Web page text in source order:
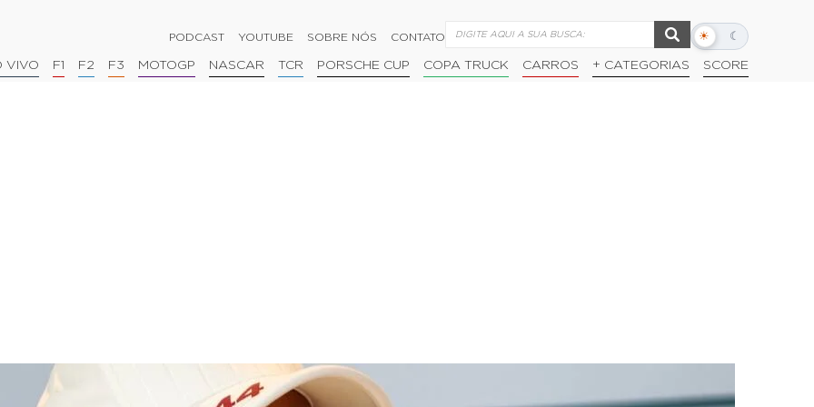
PODCAST YOUTUBE SOBRE NÓS CONTATO ☀ ☾
Alternar
escuro
VIVO F1 F2 F3 MOTOGP NASCAR TCR PORSCHE CUP COPA TRUCK CARROS + CATEGORIAS SCORE